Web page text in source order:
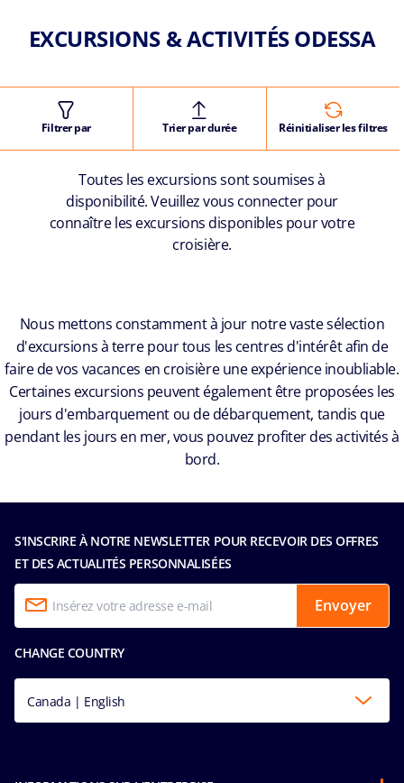
EXCURSIONS & ACTIVITÉS ODESSA
Filtrer par Trier par durée Réinitialiser les filtres
Toutes les excursions sont soumises à
disponibilité. Veuillez vous connecter pour
connaître les excursions disponibles pour votre
croisière.
Nous mettons constamment à jour notre vaste sélection
d'excursions à terre pour tous les centres d'intérêt afin de
faire de vos vacances en croisière une expérience inoubliable.
Certaines excursions peuvent également être proposées les
jours d'embarquement ou de débarquement, tandis que
pendant les jours en mer, vous pouvez profiter des activités à
bord.
S'INSCRIRE À NOTRE NEWSLETTER POUR RECEVOIR DES OFFRES
ET DES ACTUALITÉS PERSONNALISÉES
Envoyer
CHANGE COUNTRY
Canada | English